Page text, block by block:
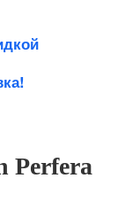
Perfera